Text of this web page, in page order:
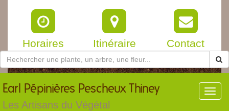
Horaires Itinéraire Contact
Earl Pépinières Pescheux Thiney
Les Artisans du Végétal